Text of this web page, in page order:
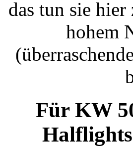
das tun sie
hohem
Für KW